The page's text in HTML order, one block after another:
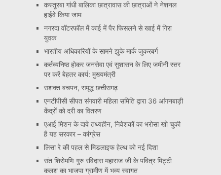
कस्तूरबा गांधी बालिका छात्रावास की छात्राओं ने नेशनल
हाईवे किया जाम
नगरदा वॉटरफॉल में काई में पैर फिसलने से खाई में गिरा
युवक
भारतीय अधिकारियों के सामने झुके मार्क जुकरबर्ग
कर्तव्यनिष्ठ होकर जनसेवा एवं सुशासन के लिए जमीनी स्तर
पर करें बेहतर कार्य: मुख्यमंत्री
सशक्त बचपन, समृद्ध छत्तीसगढ़
एनटीपीसी सीपत संगवारी महिला समिति द्वारा 36 आंगनबाड़ी
केंद्रों को दरी का वितरण
एआई मिशन के दावे तथ्यहीन, निवेशकों का भरोसा खो चुकी
है यह सरकार – कांग्रेस
लिसा रे की पहल से मिडलाइफ हेल्थ को नई दिशा
संत शिरोमणि गुरु रविदास महाराज जी के पवित्र मिट्टी
कलश का भाजपा ग्रामीण में भव्य स्वागत